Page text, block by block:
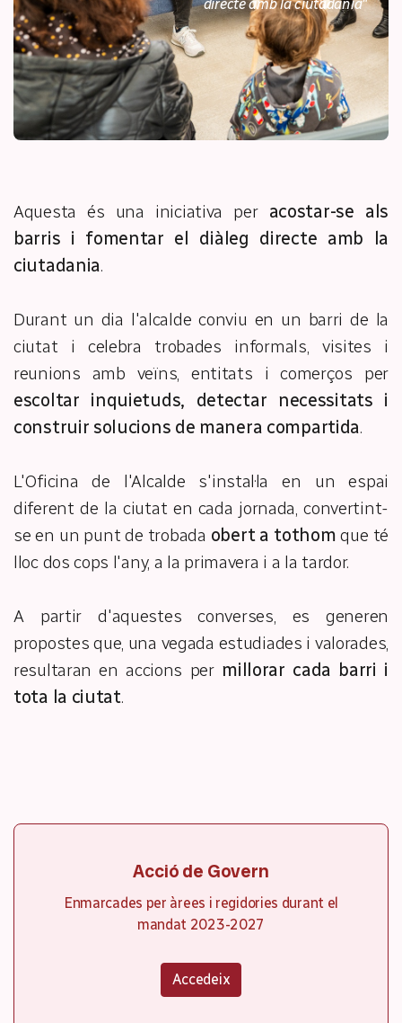
directe amb la ciutadania"
Aquesta és una iniciativa per acostar-se als
barris i fomentar el diàleg directe amb la
ciutadania.
Durant un dia l'alcalde conviu en un barri de la
ciutat i celebra trobades informals, visites i
reunions amb veïns, entitats i comerços per
escoltar inquietuds, detectar necessitats i
construir solucions de manera compartida.
L'Oficina de l'Alcalde s'instal·la en un espai
diferent de la ciutat en cada jornada, convertint-
se en un punt de trobada obert a tothom que té
lloc dos cops l'any, a la primavera i a la tardor.
A partir d'aquestes converses, es generen
propostes que, una vegada estudiades i valorades,
resultaran en accions per millorar cada barri i
tota la ciutat.
Acció de Govern
Enmarcades per àrees i regidories durant el
mandat 2023-2027
Accedeix